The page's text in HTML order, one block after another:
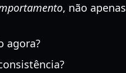
, não
agora?